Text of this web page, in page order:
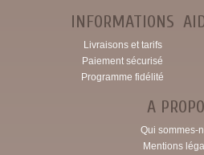
INFORMATIONS
Livraisons et tarifs
Paiement sécurisé
Programme fidélité
A
Qui sommes-
Mentions